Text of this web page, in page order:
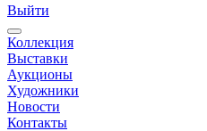
Выйти
Коллекция
Выставки
Аукционы
Художники
Новости
Контакты